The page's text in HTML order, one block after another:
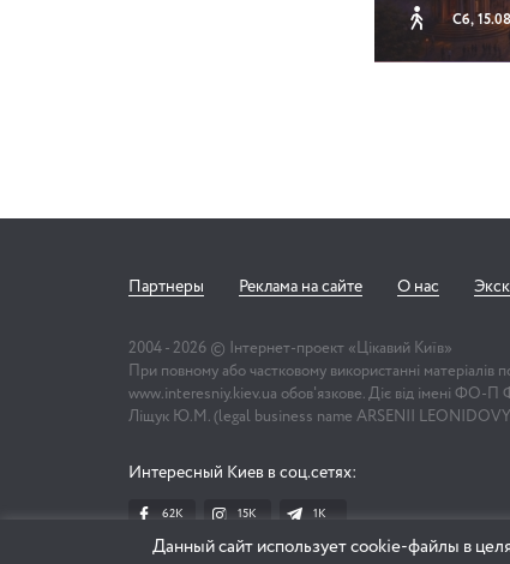
Сб, 15.08
Партнеры Реклама на сайте О нас
2004 - 2026 © Інтернет-проект «Цікавий Київ»
При повному або частковому використанні матеріалів
www.interesniy.kiev.ua обов'язкове. Діє від імені ФО-
Ліщук Ю.М. (legal business name ARSENII
Интересный Киев в соц.сетях:
62K 15K 1К
Данный сайт использует cookie-файлы в